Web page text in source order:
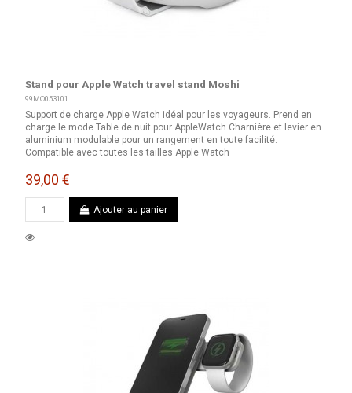
Stand pour Apple Watch travel stand Moshi
99MO053101
Support de charge Apple Watch idéal pour les voyageurs. Prend en
charge le mode Table de nuit pour AppleWatch Charnière et levier en
aluminium modulable pour un rangement en toute facilité.
Compatible avec toutes les tailles Apple Watch
39,00 €
Ajouter au panier